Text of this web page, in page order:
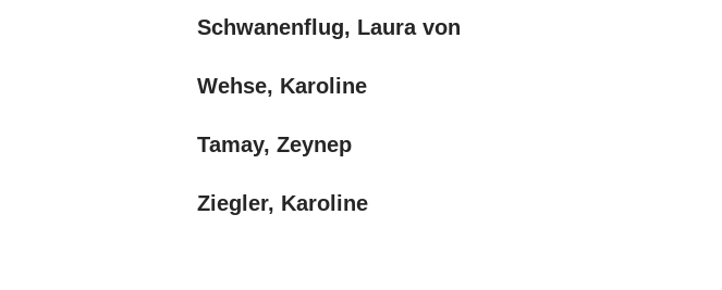
Schwanenflug, Laura von
Wehse, Karoline
Tamay, Zeynep
Ziegler, Karoline